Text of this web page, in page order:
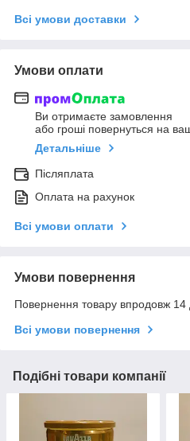
Всі умови доставки
Умови оплати
Ви отримаєте замовлення
або гроші повернуться на
Детальніше
Післяплата
Оплата на рахунок
Всі умови оплати
Умови повернення
Повернення товару впродовж 14
Всі умови повернення
Подібні товари компанії